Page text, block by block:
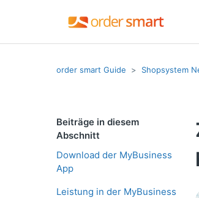
order smart Guide Shopsystem
Beiträge in diesem
Abschnitt
Download der MyBusiness
App
Leistung in der MyBusiness